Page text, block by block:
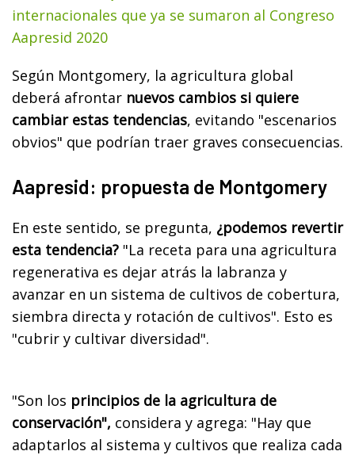
internacionales que ya se sumaron al Congreso
Aapresid 2020
Según Montgomery, la agricultura global
deberá afrontar nuevos cambios si quiere
cambiar estas tendencias, evitando "escenarios
obvios" que podrían traer graves consecuencias.
Aapresid: propuesta de Montgomery
En este sentido, se pregunta, ¿podemos revertir
esta tendencia? "La receta para una agricultura
regenerativa es dejar atrás la labranza y
avanzar en un sistema de cultivos de cobertura,
siembra directa y rotación de cultivos". Esto es
"cubrir y cultivar diversidad".
"Son los principios de la agricultura de
conservación", considera y agrega: "Hay que
adaptarlos al sistema y cultivos que realiza cada